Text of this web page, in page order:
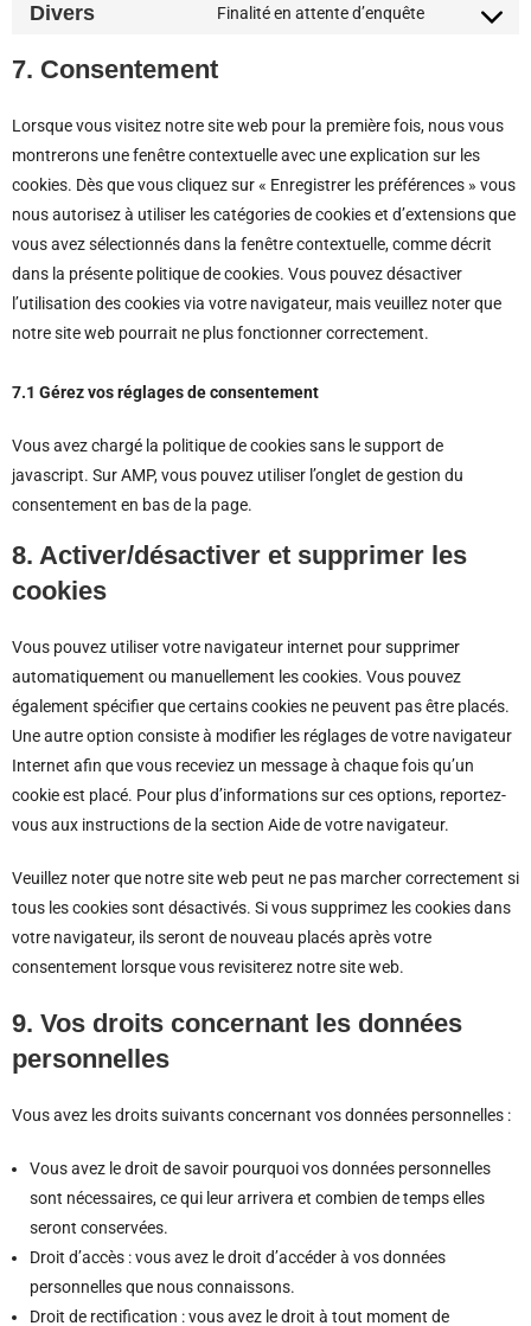
Divers Finalité en attente d’enquête
7. Consentement
Lorsque vous visitez notre site web pour la première fois, nous vous
montrerons une fenêtre contextuelle avec une explication sur les
cookies. Dès que vous cliquez sur « Enregistrer les préférences » vous
nous autorisez à utiliser les catégories de cookies et d’extensions que
vous avez sélectionnés dans la fenêtre contextuelle, comme décrit
dans la présente politique de cookies. Vous pouvez désactiver
l’utilisation des cookies via votre navigateur, mais veuillez noter que
notre site web pourrait ne plus fonctionner correctement.
7.1 Gérez vos réglages de consentement
Vous avez chargé la politique de cookies sans le support de
javascript. Sur AMP, vous pouvez utiliser l’onglet de gestion du
consentement en bas de la page.
8. Activer/désactiver et supprimer les
cookies
Vous pouvez utiliser votre navigateur internet pour supprimer
automatiquement ou manuellement les cookies. Vous pouvez
également spécifier que certains cookies ne peuvent pas être placés.
Une autre option consiste à modifier les réglages de votre navigateur
Internet afin que vous receviez un message à chaque fois qu’un
cookie est placé. Pour plus d’informations sur ces options, reportez-
vous aux instructions de la section Aide de votre navigateur.
Veuillez noter que notre site web peut ne pas marcher correctement si
tous les cookies sont désactivés. Si vous supprimez les cookies dans
votre navigateur, ils seront de nouveau placés après votre
consentement lorsque vous revisiterez notre site web.
9. Vos droits concernant les données
personnelles
Vous avez les droits suivants concernant vos données personnelles :
Vous avez le droit de savoir pourquoi vos données personnelles
sont nécessaires, ce qui leur arrivera et combien de temps elles
seront conservées.
Droit d’accès : vous avez le droit d’accéder à vos données
personnelles que nous connaissons.
Droit de rectification : vous avez le droit à tout moment de